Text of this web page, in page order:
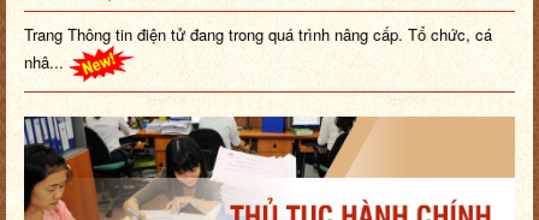
Trang Thông tin điện tử đang trong quá trình nâng cấp. Tổ chức, cá
nhâ...